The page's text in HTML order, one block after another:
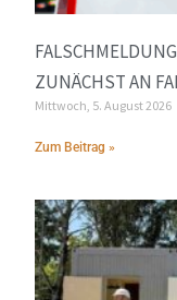
ZUNÄCHST AN
Mittwoch, 5. August 2026
Zum Beitrag »